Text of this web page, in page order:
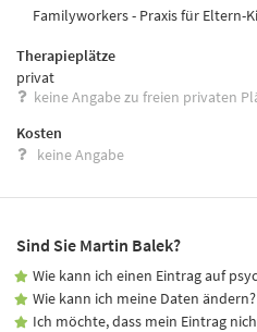
Familyworkers - Praxis für Eltern-
Therapieplätze
privat
keine Angabe zu freien privaten
Kosten
keine Angabe
Sind Sie Martin Balek?
Wie kann ich einen Eintrag auf
Wie kann ich meine Daten ändern?
Ich möchte, dass mein Eintrag